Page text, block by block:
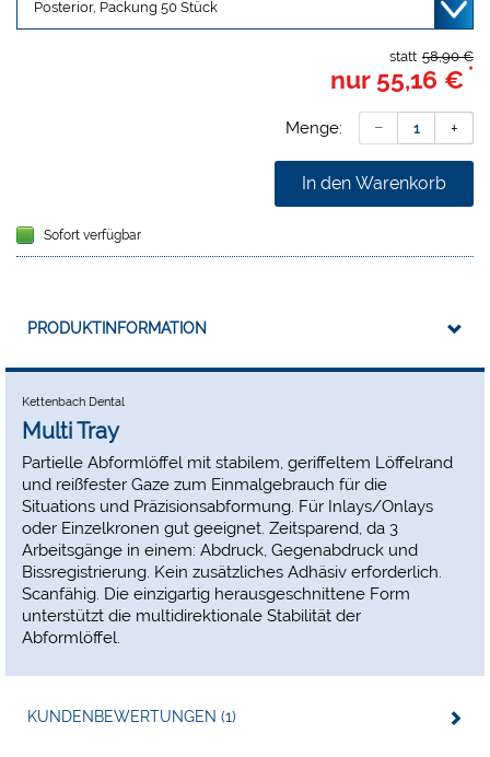
Kein zusätzliches Adhäsiv erforderlich. Scanfähig. Die
einzigartig herausgeschnittene Form unterstützt die
58,90 €
statt
nur 55,16 € *
Menge:
In den Warenkorb
Sofort verfügbar
PRODUKTINFORMATION
Kettenbach Dental
Multi Tray
Partielle Abformlöffel mit stabilem, geriffeltem Löffelrand
und reißfester Gaze zum Einmalgebrauch für die
Situations und Präzisionsabformung. Für Inlays/Onlays
oder Einzelkronen gut geeignet. Zeitsparend, da 3
Arbeitsgänge in einem: Abdruck, Gegenabdruck und
Bissregistrierung. Kein zusätzliches Adhäsiv erforderlich.
Scanfähig. Die einzigartig herausgeschnittene Form
unterstützt die multidirektionale Stabilität der
Abformlöffel.
KUNDENBEWERTUNGEN (1)